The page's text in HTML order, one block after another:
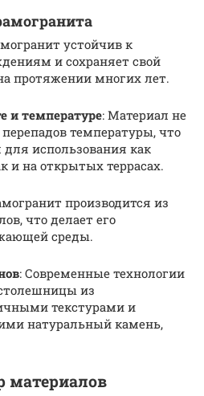
устойчив к
и сохраняет свой
протяжении многих лет.
и температуре: Материал не
температуры, что
использования как
и на открытых террасах.
производится из
что делает его
среды.
: Современные технологии
из
текстурами и
натуральный камень,
материалов